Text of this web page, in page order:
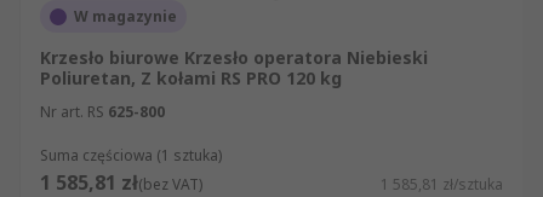
W magazynie
Krzesło biurowe Krzesło operatora Niebieski
Poliuretan, Z kołami RS PRO 120 kg
Nr art. RS 625-800
Suma częściowa (1 sztuka)
1 585,81 zł(bez VAT) 1 585,81 zł/sztuka